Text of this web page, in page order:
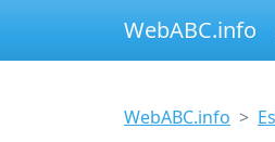
WebABC.info
WebABC.info